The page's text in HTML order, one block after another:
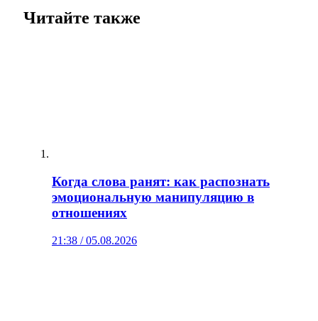
Читайте также
Когда слова ранят: как распознать
эмоциональную манипуляцию в
отношениях
21:38 / 05.08.2026